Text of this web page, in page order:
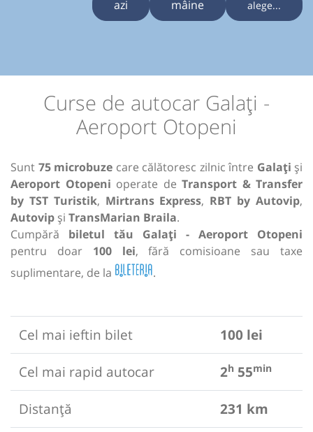
azi mâine alege...
Curse de autocar Galați -
Aeroport Otopeni
Sunt 75 microbuze care călătoresc zilnic între Galați și
Aeroport Otopeni operate de Transport & Transfer
by TST Turistik, Mirtrans Express, RBT by Autovip,
Autovip și TransMarian Braila.
Cumpără biletul tău Galați - Aeroport Otopeni
pentru doar 100 lei, fără comisioane sau taxe
suplimentare, de la
.
Cel mai ieftin bilet
100 lei
Cel mai rapid autocar
2h 55min
Distanță
231 km